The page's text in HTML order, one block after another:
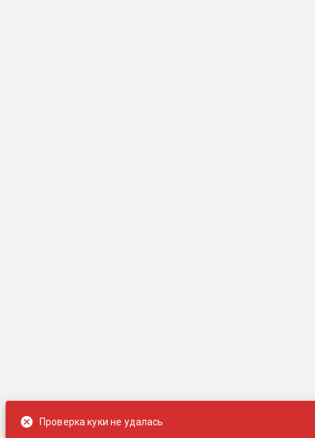
Проверка куки не удалась